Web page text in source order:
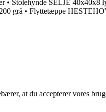
• Stolehynde SELJE 40x40x8
grå • Flyttetæppe
at du accepterer vores